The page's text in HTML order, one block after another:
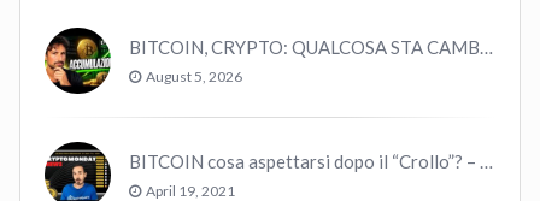
BITCOIN, CRYPTO: QUALCOSA STA CAMBIANDO? (ASCOLTA…)
August 5, 2026
BITCOIN cosa aspettarsi dopo il “Crollo”? – CryptoMonday NEWS w16/’21
April 19, 2021